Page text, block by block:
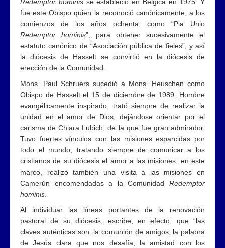
Redemptor hominis se estableció en Bélgica en 1975. Y
fue este Obispo quien la reconoció canónicamente, a los
comienzos de los años ochenta, como “Pia Unio
Redemptor hominis”, para obtener sucesivamente el
estatuto canónico de “Asociación pública de fieles”, y así
la diócesis de Hasselt se convirtió en la diócesis de
erección de la Comunidad.
Mons. Paul Schruers sucedió a Mons. Heuschen como
Obispo de Hasselt el 15 de diciembre de 1989. Hombre
evangélicamente inspirado, trató siempre de realizar la
unidad en el amor de Dios, dejándose orientar por el
carisma de Chiara Lubich, de la que fue gran admirador.
Tuvo fuertes vínculos con las misiones esparcidas por
todo el mundo, tratando siempre de comunicar a los
cristianos de su diócesis el amor a las misiones; en este
marco, realizó también una visita a las misiones en
Camerún encomendadas a la Comunidad Redemptor
hominis.
Al individuar las líneas portantes de la renovación
pastoral de su diócesis, escribe, en efecto, que “las
claves auténticas son: la comunión de amigos; la palabra
de Jesús clara que nos desafía; la amistad con los